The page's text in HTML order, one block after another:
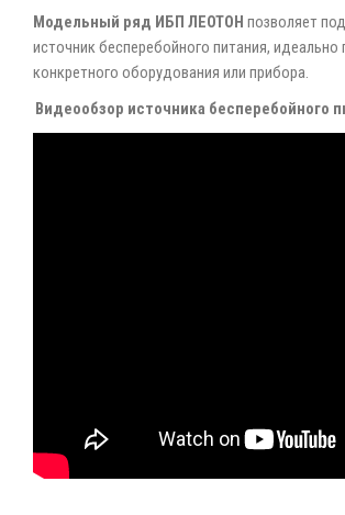
Модельный ряд ИБП ЛЕОТОН позволяет
источник бесперебойного питания,
конкретного оборудования или прибора.
Видеообзор источника бесперебойного